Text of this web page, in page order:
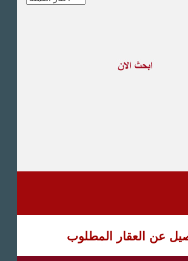
عن العقار المطلوب